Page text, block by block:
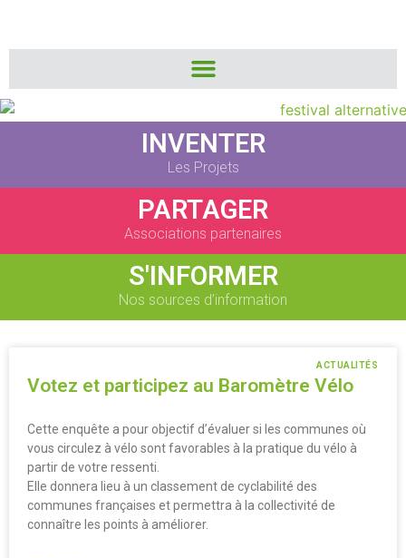
INVENTER
Les Projets
PARTAGER
Associations partenaires
S'INFORMER
Nos sources d’information
ACTUALITÉS
Votez et participez au Baromètre Vélo
Cette enquête a pour objectif d’évaluer si les communes où
vous circulez à vélo sont favorables à la pratique du vélo à
partir de votre ressenti.
Elle donnera lieu à un classement de cyclabilité des
communes françaises et permettra à la collectivité de
connaître les points à améliorer.